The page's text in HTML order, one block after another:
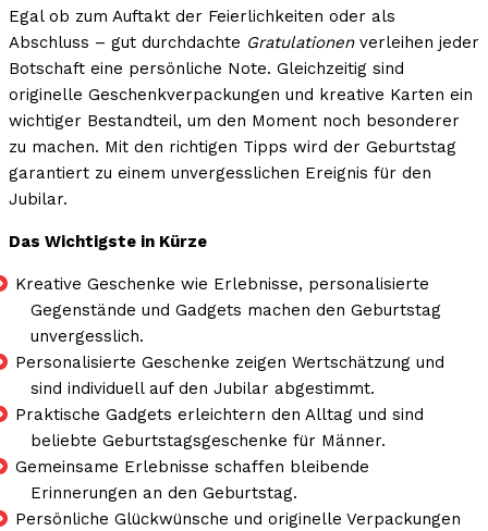
Egal ob zum Auftakt der Feierlichkeiten oder als
Abschluss – gut durchdachte Gratulationenverleihen jeder
Botschaft eine persönliche Note. Gleichzeitig sind
originelle Geschenkverpackungen und kreative Karten ein
wichtiger Bestandteil, um den Moment noch besonderer
zu machen. Mit den richtigen Tipps wird der Geburtstag
garantiert zu einem unvergesslichen Ereignis für den
Jubilar.
Das Wichtigste in Kürze
Kreative Geschenke wie Erlebnisse, personalisierte
Gegenstände und Gadgets machen den Geburtstag
unvergesslich.
Personalisierte Geschenke zeigen Wertschätzung und
sind individuell auf den Jubilar abgestimmt.
Praktische Gadgets erleichtern den Alltag und sind
beliebte Geburtstagsgeschenke für Männer.
Gemeinsame Erlebnisse schaffen bleibende
Erinnerungen an den Geburtstag.
Persönliche Glückwünsche und originelle Verpackungen